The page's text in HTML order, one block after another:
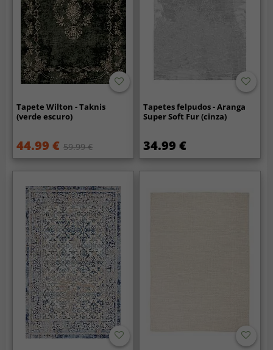
Tapete Wilton - Taknis
(verde escuro)
44.99 € 59.99 €
Tapetes felpudos - Aranga
Super Soft Fur (cinza)
34.99 €